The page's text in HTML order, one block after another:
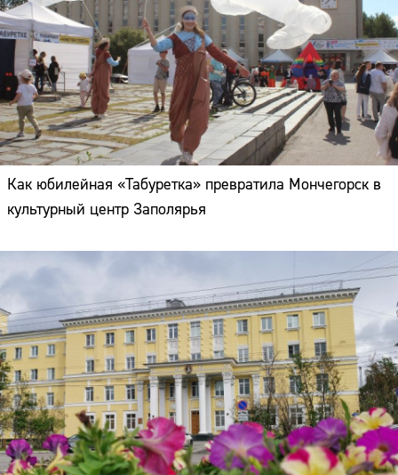
Как юбилейная «Табуретка» превратила Мончегорск в
культурный центр Заполярья